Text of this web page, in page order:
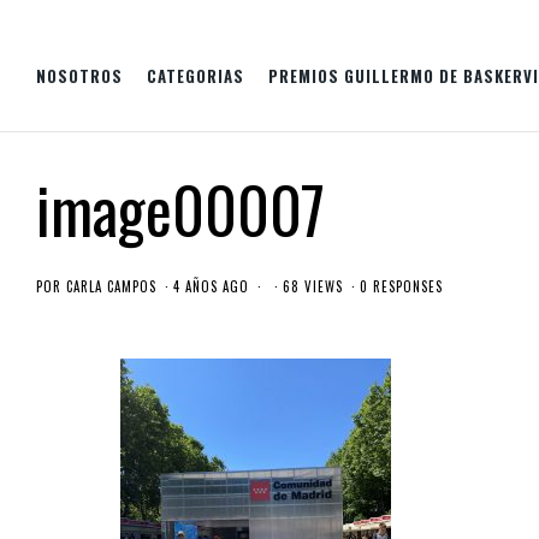
NOSOTROS CATEGORIAS PREMIOS GUILLERMO DE
image00007
POR CARLA CAMPOS 4 AÑOS AGO 68 VIEWS 0 RESPONSES